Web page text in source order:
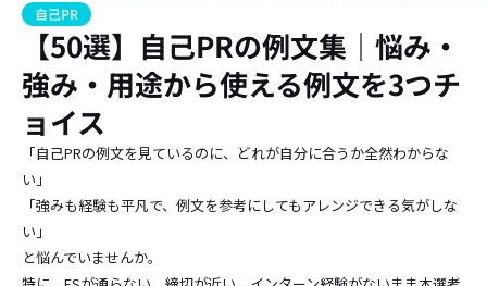
自己PR
【50選】自己PRの例文集｜悩み・
強み・用途から使える例文を3つチ
ョイス
「自己PRの例文を見ているのに、どれが自分に合うか全然わからな
い」
「強みも経験も平凡で、例文を参考にしてもアレンジできる気がしな
い」
と悩んでいませんか。